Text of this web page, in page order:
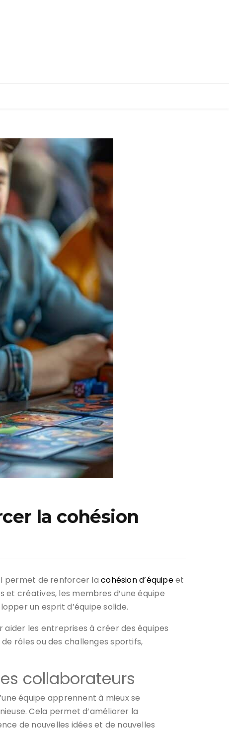
la cohésion
il permet de renforcer lacohésion d’équipeet
créatives, les membres d’une équipe
un esprit d’équipe solide.
les entreprises à créer des équipes
rôles ou des challenges sportifs,
collaborateurs
équipe apprennent à mieux se
Cela permet d’améliorer la
de nouvelles idées et de nouvelles